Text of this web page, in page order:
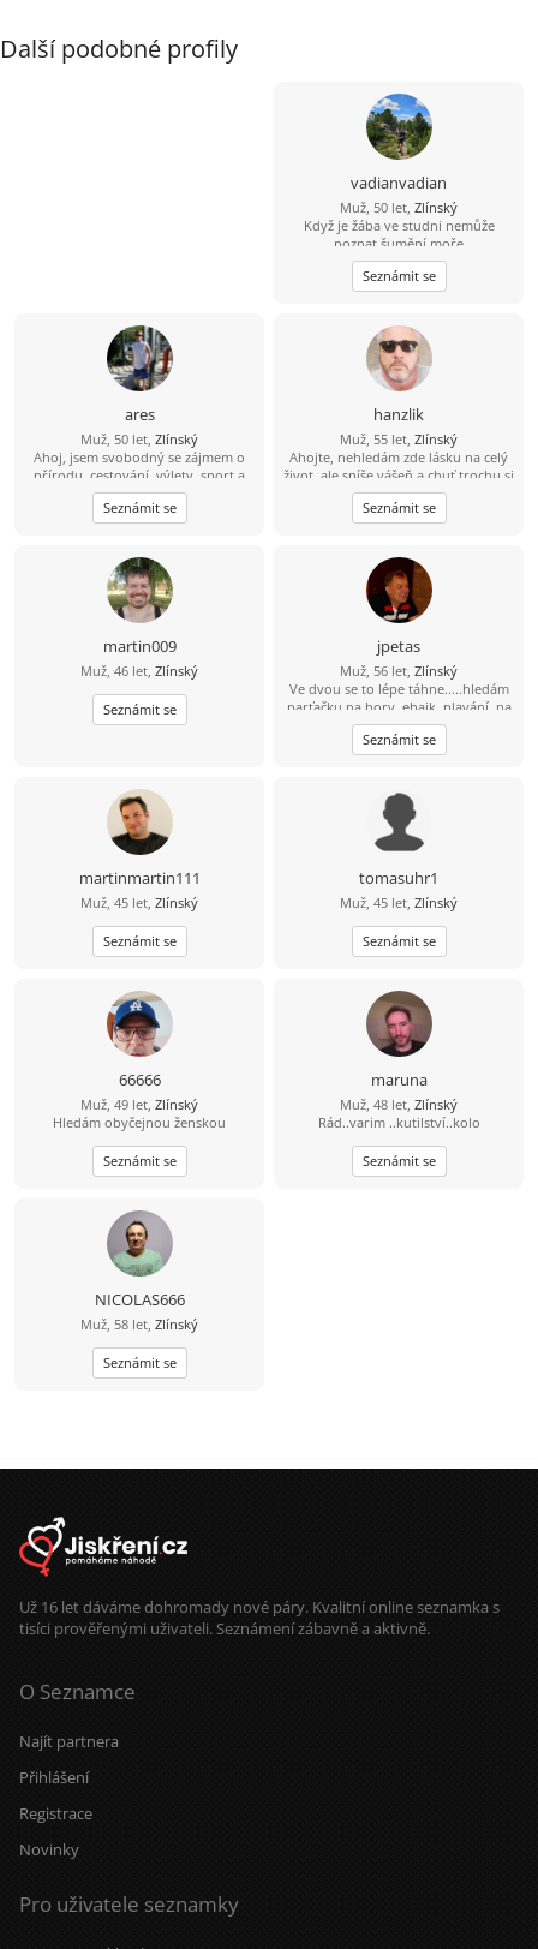
Další podobné profily
vadianvadian
Muž, 50 let, Zlínský
Když je žába ve studni nemůže
poznat šumění moře
Seznámit se
ares
Muž, 50 let, Zlínský
Ahoj, jsem svobodný se zájmem o
přírodu, cestování, výlety, sport a
rád bych poznal fajn holku do
pohody i nepohody...
Seznámit se
hanzlik
Muž, 55 let, Zlínský
Ahojte, nehledám zde lásku na celý
život, ale spíše vášeň a chuť trochu si
ještě užít sexu. Nabízím diskrétnost,
serióznost, mobilitu a hlavně velkou
chuť. Pokud jsi na tom podobně,
Seznámit se
martin009
Muž, 46 let, Zlínský
Seznámit se
jpetas
Muž, 56 let, Zlínský
Ve dvou se to lépe táhne.....hledám
parťačku na hory, ebajk, plavání, na
fajn zážitky i běžné dny. Holku s
kterým mi bude fajn. Pokud tě můj
profil zaujal... šest nula osm šest
Seznámit se
martinmartin111
Muž, 45 let, Zlínský
Seznámit se
tomasuhr1
Muž, 45 let, Zlínský
Seznámit se
66666
Muž, 49 let, Zlínský
Hledám obyčejnou ženskou
Seznámit se
maruna
Muž, 48 let, Zlínský
Rád..varim ..kutilství..kolo
Seznámit se
NICOLAS666
Muž, 58 let, Zlínský
Seznámit se
Už 16 let dáváme dohromady nové páry. Kvalitní online seznamka s
tisíci prověřenými uživateli. Seznámení zábavně a aktivně.
O Seznamce
Najít partnera
Přihlášení
Registrace
Novinky
Pro uživatele seznamky